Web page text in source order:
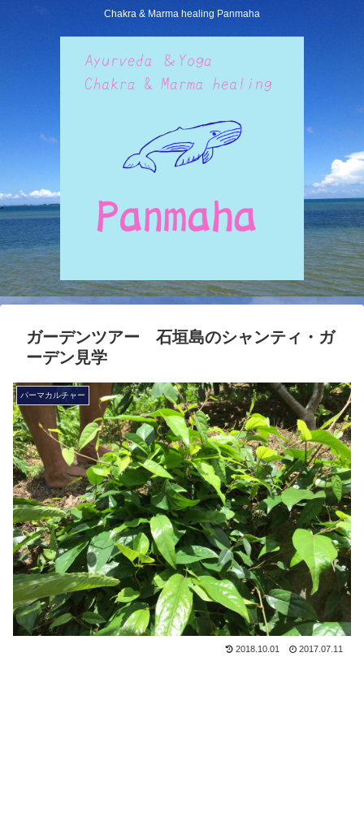
Chakra & Marma healing Panmaha
ガーデンツアー 石垣島のシャンティ・ガ
ーデン見学
パーマカルチャー
2018.10.01 2017.07.11